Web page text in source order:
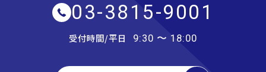
03-3815-9001
受付時間/平日 9:30 〜 18:00